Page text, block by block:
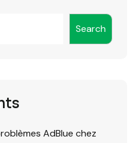
Search
AdBlue chez